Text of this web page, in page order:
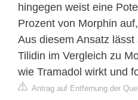
hingegen weist eine
Prozent von Morphin
Aus diesem Ansatz
Tilidin im Vergleich zu
wie Tramadol wirkt und
Antrag auf Entfernung der